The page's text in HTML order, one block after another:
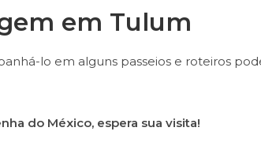
em Tulum
lo em alguns passeios e roteiros
do México, espera sua visita!